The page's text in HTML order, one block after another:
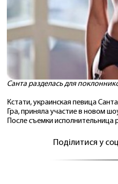
Санта разделась для
Кстати, украинская певица
Гра, приняла участие в новом
После съемки исполнительница
Поділитися у